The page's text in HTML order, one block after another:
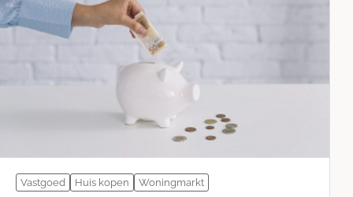
Vastgoed Huis kopen Woningmarkt